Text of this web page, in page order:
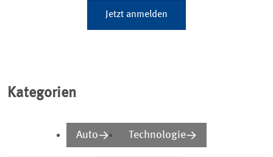
Jetzt anmelden
Kategorien
Auto Technologie